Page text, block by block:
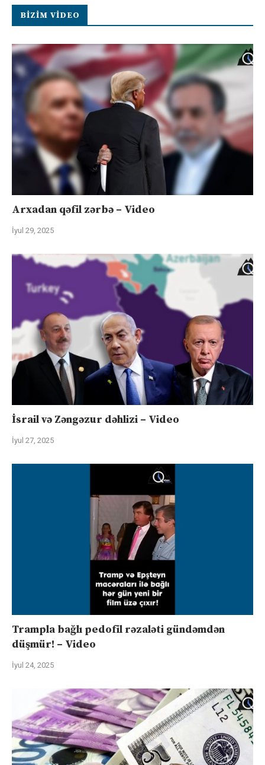
BIZIM VIDEO
Arxadan qəfil zərbə – Video
İyul 29, 2025
İsrail və Zəngəzur dəhlizi – Video
İyul 27, 2025
Trampla bağlı pedofil rəzaləti gündəmdən
düşmür! – Video
İyul 24, 2025